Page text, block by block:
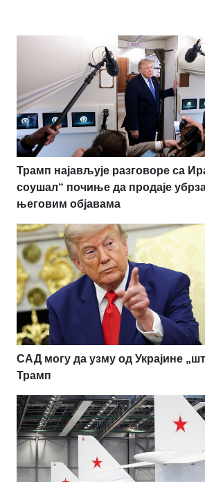
Трамп најављује разговоре са
соушал“ почиње да продаје
његовим објавама
САД могу да узму од Украјине
Трамп